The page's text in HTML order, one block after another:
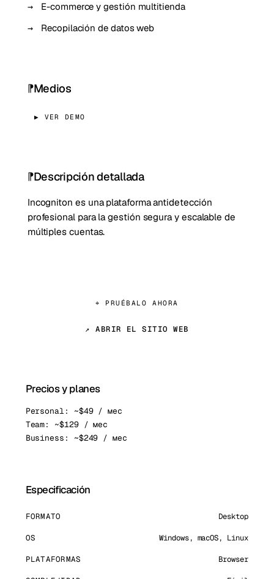
E-commerce y gestión multitienda
Recopilación de datos web
Medios
▶ VER DEMO
Descripción detallada
Incogniton es una plataforma antidetección
profesional para la gestión segura y escalable de
múltiples cuentas.
⌖ PRUÉBALO AHORA
↗ ABRIR EL SITIO WEB
Precios y planes
Personal: ~$49 / мес
Team: ~$129 / мес
Business: ~$249 / мес
Especificación
FORMATO Desktop
OS Windows, macOS, Linux
PLATAFORMAS Browser